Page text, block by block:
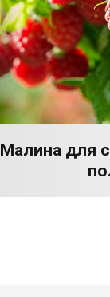
Малина для